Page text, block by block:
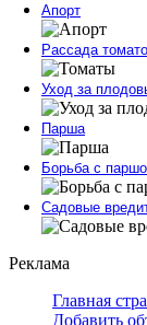
Апорт
Рассада
Уход за
Парша
Борьба с
Садовые
Реклама
Главная
Добавить